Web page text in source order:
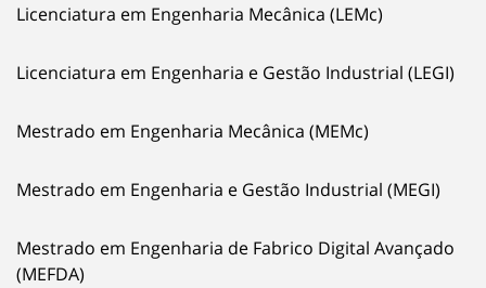
Licenciatura em Engenharia Mecânica (LEMc)
Licenciatura em Engenharia e Gestão Industrial (LEGI)
Mestrado em Engenharia Mecânica (MEMc)
Mestrado em Engenharia e Gestão Industrial (MEGI)
Mestrado em Engenharia de Fabrico Digital Avançado
(MEFDA)